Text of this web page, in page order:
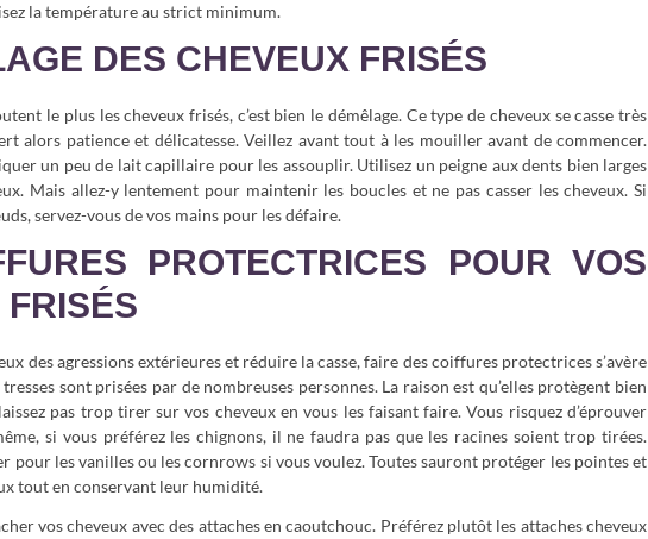
la température au strict minimum.
DES CHEVEUX FRISÉS
le plus les cheveux frisés, c’est bien le démêlage. Ce type de cheveux se casse très
alors patience et délicatesse. Veillez avant tout à les mouiller avant de commencer.
un peu de lait capillaire pour les assouplir. Utilisez un peigne aux dents bien larges
Mais allez-y lentement pour maintenir les boucles et ne pas casser les cheveux. Si
servez-vous de vos mains pour les défaire.
PROTECTRICES POUR VOS
des agressions extérieures et réduire la casse, faire des coiffures protectrices s’avère
sont prisées par de nombreuses personnes. La raison est qu’elles protègent bien
pas trop tirer sur vos cheveux en vous les faisant faire. Vous risquez d’éprouver
si vous préférez les chignons, il ne faudra pas que les racines soient trop tirées.
pour les vanilles ou les cornrows si vous voulez. Toutes sauront protéger les pointes et
tout en conservant leur humidité.
vos cheveux avec des attaches en caoutchouc. Préférez plutôt les attaches cheveux